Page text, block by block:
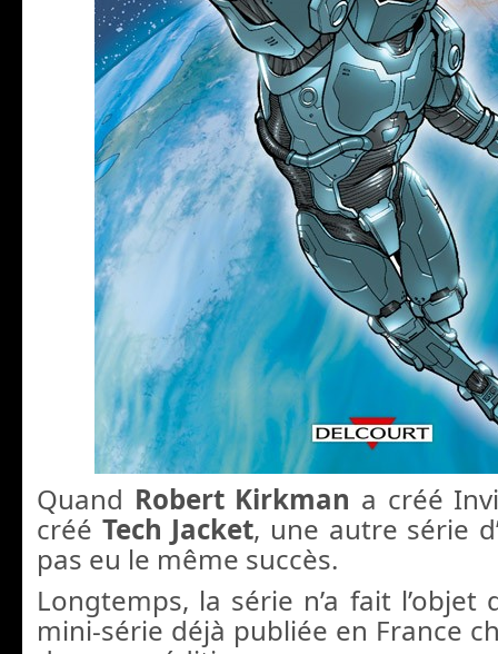
Quand Robert Kirkman a créé
créé Tech Jacket, une autre série
pas eu le même succès.
Longtemps, la série n’a fait l’objet
mini-série déjà publiée en France